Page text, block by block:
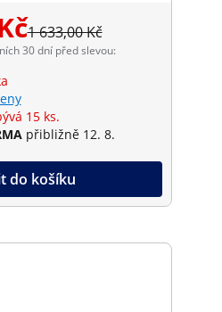
1 633,00 Kč
30 dní před slevou:
15 ks.
přibližně 12. 8.
do košíku